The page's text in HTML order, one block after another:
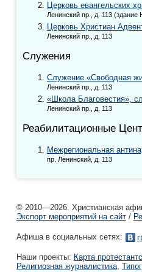
Церковь евангельских
Ленинский пр., д. 113 (здание
Церковь Христиан
Ленинский пр., д. 113
Служения
Служение «Свободная
Ленинский пр., д. 113
«Школа Благовестия»,
Ленинский пр., д. 113
Реабилитационные
Межрегиональная
пр. Ленинский, д. 113
© 2010—2026. Христианская
Экспорт мероприятий на сайт/
Афиша в социальных сетях:
Наши проекты: Карта
Религиозная журналистика,